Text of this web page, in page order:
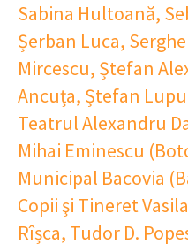
Sabina Hultoană,
Șerban Luca,
Mircescu, Ștefan
Ancuța, Ștefan Lupu
Teatrul Alexandru
Mihai Eminescu
Municipal Bacovia
Copii şi Tineret
Rîșca, Tudor D.